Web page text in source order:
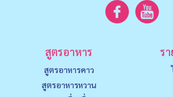
สูตรอาหาร
สูตรอาหารคาว
สูตรอาหารหวาน
ร